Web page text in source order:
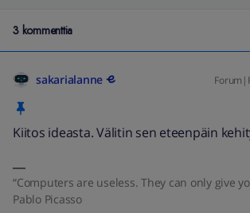
3 kommenttia
sakarialanne
Kiitos ideasta. Välitin sen eteenpäin
“Computers are useless. They can only give
Pablo Picasso